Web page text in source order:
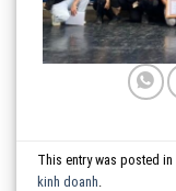
This entry was posted in
kinh doanh